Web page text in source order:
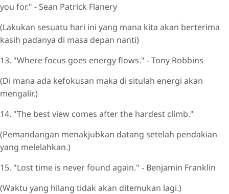
you for." - Sean Patrick Flanery
(Lakukan sesuatu hari ini yang mana kita akan berterima
kasih padanya di masa depan nanti)
13. "Where focus goes energy flows." - Tony Robbins
(Di mana ada kefokusan maka di situlah energi akan
mengalir.)
14. "The best view comes after the hardest climb."
(Pemandangan menakjubkan datang setelah pendakian
yang melelahkan.)
15. "Lost time is never found again." - Benjamin Franklin
(Waktu yang hilang tidak akan ditemukan lagi.)